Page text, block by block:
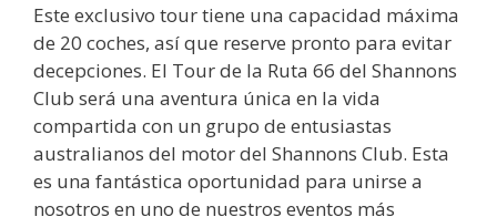
Este exclusivo tour tiene una capacidad máxima
de 20 coches, así que reserve pronto para evitar
decepciones. El Tour de la Ruta 66 del Shannons
Club será una aventura única en la vida
compartida con un grupo de entusiastas
australianos del motor del Shannons Club. Esta
es una fantástica oportunidad para unirse a
nosotros en uno de nuestros eventos más